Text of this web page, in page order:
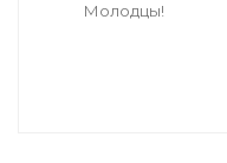
Молодцы!